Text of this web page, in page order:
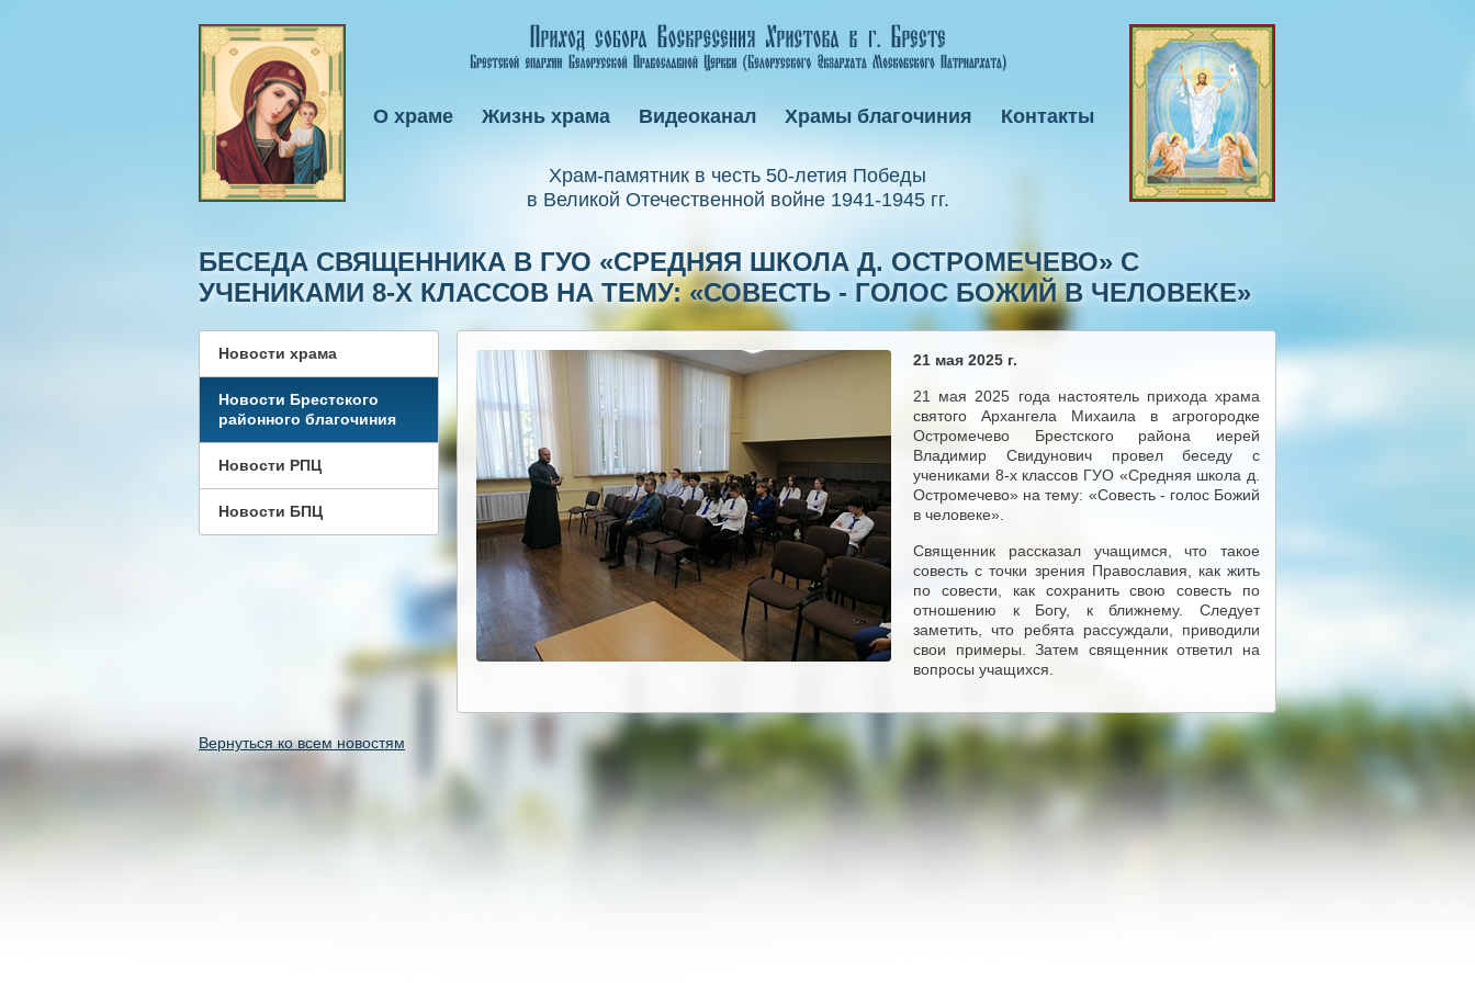
Xрам-памятник в честь 50-летия Победы
в Великой Отечественной войне 1941-1945 гг.
О храме Жизнь храма Видеоканал Храмы благочиния Контакты
БЕСЕДА СВЯЩЕННИКА В ГУО «СРЕДНЯЯ ШКОЛА Д. ОСТРОМЕЧЕВО» С
УЧЕНИКАМИ 8-Х КЛАССОВ НА ТЕМУ: «СОВЕСТЬ - ГОЛОС БОЖИЙ В ЧЕЛОВЕКЕ»
Новости храма
Новости Брестского
районного благочиния
Новости РПЦ
Новости БПЦ
21 мая 2025 г.
21 мая 2025 года настоятель прихода храма
святого Архангела Михаила в агрогородке
Остромечево Брестского района иерей
Владимир Свидунович провел беседу с
учениками 8-х классов ГУО «Средняя школа д.
Остромечево» на тему: «Совесть - голос Божий
в человеке».
Священник рассказал учащимся, что такое
совесть с точки зрения Православия, как жить
по совести, как сохранить свою совесть по
отношению к Богу, к ближнему. Следует
заметить, что ребята рассуждали, приводили
свои примеры. Затем священник ответил на
вопросы учащихся.
Вернуться ко всем новостям